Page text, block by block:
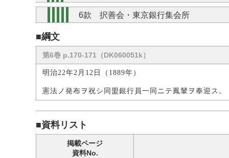
6款 択善会・東京銀行集会所
■綱文
第6巻 p.170-171（DK060051k）
明治22年2月12日（1889年）
憲法ノ発布ヲ祝シ同盟銀行員一同ニテ鳳輦ヲ奉迎ス。
■資料リスト
掲載ページ
資料No.